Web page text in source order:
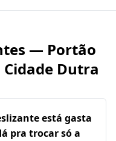
— Portão
Cidade Dutra
está gasta
pra trocar só a